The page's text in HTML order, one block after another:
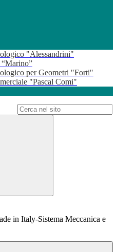
"Alessandrini"
per Geometri "Forti"
"Pascal Comi"
in Italy-Sistema Meccanica e